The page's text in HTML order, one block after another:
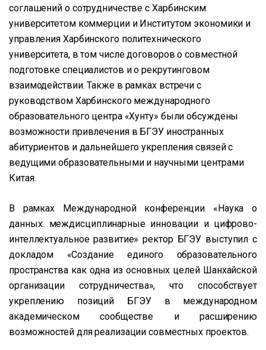
соглашений о сотрудничестве с Харбинским
университетом коммерции и Институтом экономики и
управления Харбинского политехнического
университета, в том числе договоров о совместной
подготовке специалистов и о рекрутинговом
взаимодействии. Также в рамках встречи с
руководством Харбинского международного
образовательного центра «Хунту» были обсуждены
возможности привлечения в БГЭУ иностранных
абитуриентов и дальнейшего укрепления связей с
ведущими образовательными и научными центрами
Китая.
В рамках Международной конференции «Наука о
данных: междисциплинарные инновации и цифрово-
интеллектуальное развитие» ректор БГЭУ выступил с
докладом «Создание единого образовательного
пространства как одна из основных целей Шанхайской
организации сотрудничества», что способствует
укреплению позиций БГЭУ в международном
академическом сообществе и расширению
возможностей для реализации совместных проектов.